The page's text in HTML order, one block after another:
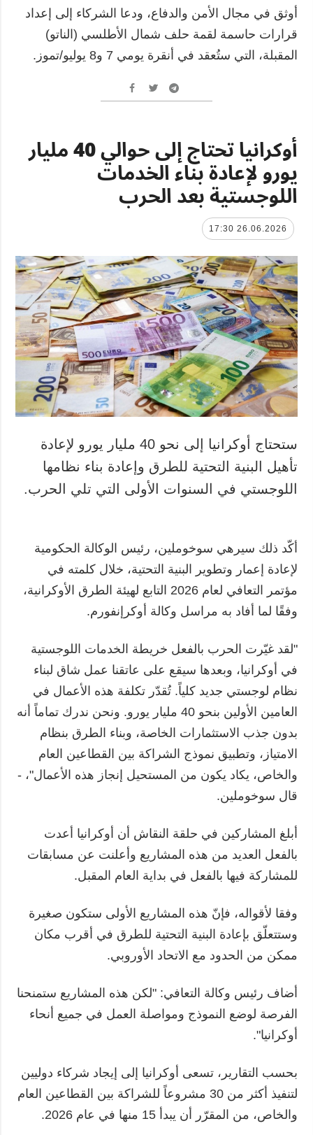
أوثق في مجال الأمن والدفاع، ودعا الشركاء إلى إعداد
قرارات حاسمة لقمة حلف شمال الأطلسي (الناتو)
المقبلة، التي ستُعقد في أنقرة يومي 7 و8 يوليو/تموز.
أوكرانيا تحتاج إلى حوالي 40 مليار
يورو لإعادة بناء الخدمات
اللوجستية بعد الحرب
26.06.2026 17:30
ستحتاج أوكرانيا إلى نحو 40 مليار يورو لإعادة
تأهيل البنية التحتية للطرق وإعادة بناء نظامها
اللوجستي في السنوات الأولى التي تلي الحرب.
أكّد ذلك سيرهي سوخوملين، رئيس الوكالة الحكومية
لإعادة إعمار وتطوير البنية التحتية، خلال كلمته في
مؤتمر التعافي لعام 2026 التابع لهيئة الطرق الأوكرانية،
وفقًا لما أفاد به مراسل وكالة أوكرإنفورم.
"لقد غيّرت الحرب بالفعل خريطة الخدمات اللوجستية
في أوكرانيا، وبعدها سيقع على عاتقنا عمل شاق لبناء
نظام لوجستي جديد كلياً. تُقدّر تكلفة هذه الأعمال في
العامين الأولين بنحو 40 مليار يورو. ونحن ندرك تماماً أنه
بدون جذب الاستثمارات الخاصة، وبناء الطرق بنظام
الامتياز، وتطبيق نموذج الشراكة بين القطاعين العام
والخاص، يكاد يكون من المستحيل إنجاز هذه الأعمال"، -
قال سوخوملين.
أبلغ المشاركين في حلقة النقاش أن أوكرانيا أعدت
بالفعل العديد من هذه المشاريع وأعلنت عن مسابقات
للمشاركة فيها بالفعل في بداية العام المقبل.
وفقا لأقواله، فإنّ هذه المشاريع الأولى ستكون صغيرة
وستتعلّق بإعادة البنية التحتية للطرق في أقرب مكان
ممكن من الحدود مع الاتحاد الأوروبي.
أضاف رئيس وكالة التعافي: "لكن هذه المشاريع ستمنحنا
الفرصة لوضع النموذج ومواصلة العمل في جميع أنحاء
أوكرانيا".
بحسب التقارير، تسعى أوكرانيا إلى إيجاد شركاء دوليين
لتنفيذ أكثر من 30 مشروعاً للشراكة بين القطاعين العام
والخاص، من المقرّر أن يبدأ 15 منها في عام 2026.